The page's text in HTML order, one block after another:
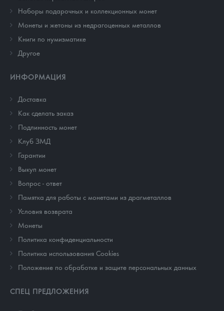
Наборы подарочных и коллекционных монет
Монеты и жетоны из недрагоценных металлов
Книги по нумизматике
Другое
ИНФОРМАЦИЯ
Доставка
Как сделать заказ
Подлинность монет
Клуб ЗМД
Гарантии
Выкуп монет
Вопрос - ответ
Памятка для работы с монетами из драгметаллов
Условия возврата
Монеты
Политика конфиденциальности
Политика использования Cookies
Положение по обработке и защите персональных данных
СПЕЦ ПРЕДЛОЖЕНИЯ